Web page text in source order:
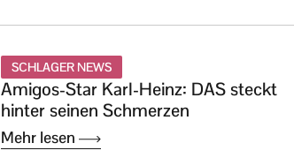
SCHLAGER NEWS
Amigos-Star Karl-Heinz: DAS steckt
hinter seinen Schmerzen
Mehr lesen